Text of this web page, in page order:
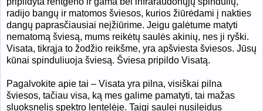
radijo bangų ir matomos šviesos, kurios žiūrėdami į nakties
dangų paprasčiausiai neįžiūrime. Jeigu galėtume matyti
nematomą šviesą, mums reikėtų saulės akinių, nes ji ryški.
Visata, tikrąja to žodžio reikšme, yra apšviesta šviesos. Jūsų
kūnai spinduliuoja šviesą. Šviesa pripildo Visatą.
Pagalvokite apie tai – Visata yra pilna, visiškai pilna
šviesos, tačiau visa, ką mes galime pamatyti, tai mažas
sluoksnelis spektro lentelėje. Taigi saulei nusileidus